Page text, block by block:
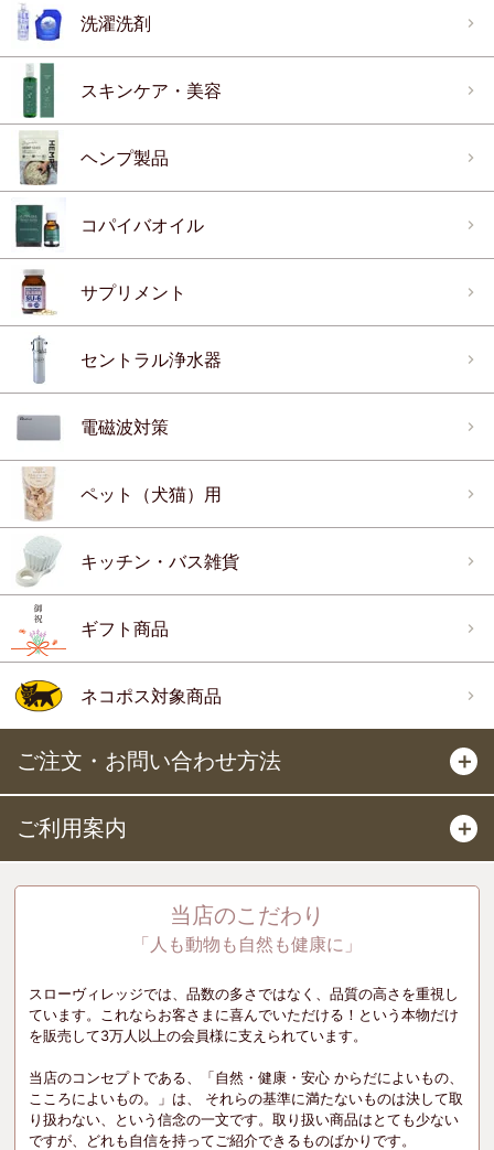
洗濯洗剤
スキンケア・美容
ヘンプ製品
コパイバオイル
サプリメント
セントラル浄水器
電磁波対策
ペット（犬猫）用
キッチン・バス雑貨
ギフト商品
ネコポス対象商品
ご注文・お問い合わせ方法 ＋
ご利用案内 ＋
当店のこだわり
「人も動物も自然も健康に」
スローヴィレッジでは、品数の多さではなく、品質の高さを重視し
ています。これならお客さまに喜んでいただける！という本物だけ
を販売して3万人以上の会員様に支えられています。
当店のコンセプトである、「自然・健康・安心 からだによいもの、
こころによいもの。」は、 それらの基準に満たないものは決して取
り扱わない、という信念の一文です。取り扱い商品はとても少ない
ですが、どれも自信を持ってご紹介できるものばかりです。